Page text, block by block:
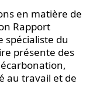
en matière de
Rapport
spécialiste du
présente des
au travail et de